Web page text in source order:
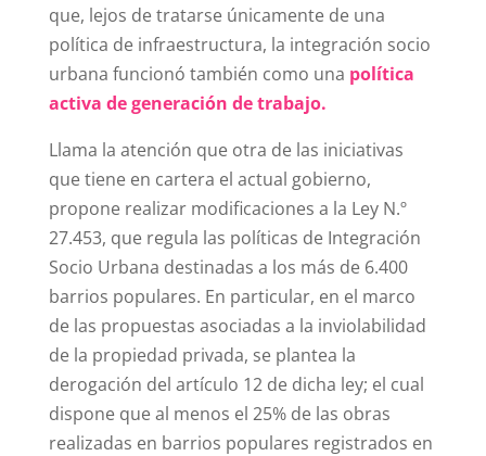
que, lejos de tratarse únicamente de una
política de infraestructura, la integración socio
urbana funcionó también como una política
activa de generación de trabajo.
Llama la atención que otra de las iniciativas
que tiene en cartera el actual gobierno,
propone realizar modificaciones a la Ley N.º
27.453, que regula las políticas de Integración
Socio Urbana destinadas a los más de 6.400
barrios populares. En particular, en el marco
de las propuestas asociadas a la inviolabilidad
de la propiedad privada, se plantea la
derogación del artículo 12 de dicha ley; el cual
dispone que al menos el 25% de las obras
realizadas en barrios populares registrados en